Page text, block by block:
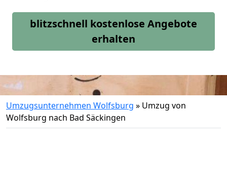
blitzschnell kostenlose Angebote
erhalten
Umzugsunternehmen Wolfsburg » Umzug von
Wolfsburg nach Bad Säckingen